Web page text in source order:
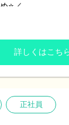
⭐️／
応募するか考えた
施設の雰囲気が
らないので実際
見学へお越し
の中で、
詳しくはこち
正社員